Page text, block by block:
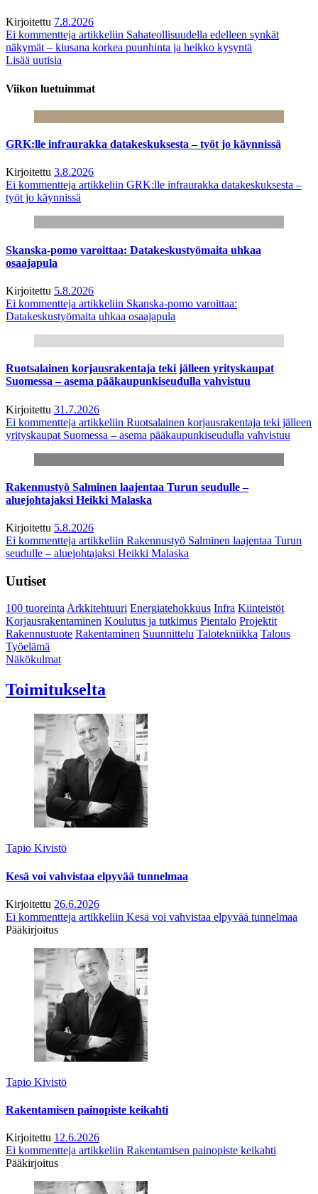
Kirjoitettu 7.8.2026
Ei kommentteja artikkeliin Sahateollisuudella edelleen synkät
näkymät – kiusana korkea puunhinta ja heikko kysyntä
Lisää uutisia
Viikon luetuimmat
GRK:lle infraurakka datakeskuksesta – työt jo käynnissä
Kirjoitettu 3.8.2026
Ei kommentteja artikkeliin GRK:lle infraurakka datakeskuksesta –
työt jo käynnissä
Skanska-pomo varoittaa: Datakeskustyömaita uhkaa
osaajapula
Kirjoitettu 5.8.2026
Ei kommentteja artikkeliin Skanska-pomo varoittaa:
Datakeskustyömaita uhkaa osaajapula
Ruotsalainen korjausrakentaja teki jälleen yrityskaupat
Suomessa – asema pääkaupunkiseudulla vahvistuu
Kirjoitettu 31.7.2026
Ei kommentteja artikkeliin Ruotsalainen korjausrakentaja teki jälleen
yrityskaupat Suomessa – asema pääkaupunkiseudulla vahvistuu
Rakennustyö Salminen laajentaa Turun seudulle –
aluejohtajaksi Heikki Malaska
Kirjoitettu 5.8.2026
Ei kommentteja artikkeliin Rakennustyö Salminen laajentaa Turun
seudulle – aluejohtajaksi Heikki Malaska
Uutiset
100 tuoreintaArkkitehtuuri Energiatehokkuus Infra Kiinteistöt
Korjausrakentaminen Koulutus ja tutkimus Pientalo Projektit
Rakennustuote Rakentaminen Suunnittelu Talotekniikka Talous
Työelämä
Näkökulmat
Toimitukselta
Tapio Kivistö
Kesä voi vahvistaa elpyvää tunnelmaa
Kirjoitettu 26.6.2026
Ei kommentteja artikkeliin Kesä voi vahvistaa elpyvää tunnelmaa
Pääkirjoitus
Tapio Kivistö
Rakentamisen painopiste keikahti
Kirjoitettu 12.6.2026
Ei kommentteja artikkeliin Rakentamisen painopiste keikahti
Pääkirjoitus